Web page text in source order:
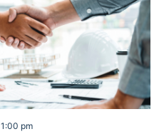
1:00 pm